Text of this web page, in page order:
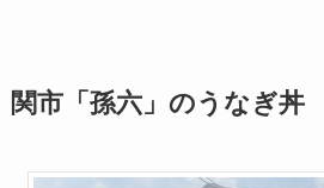
関市「孫六」のうなぎ丼